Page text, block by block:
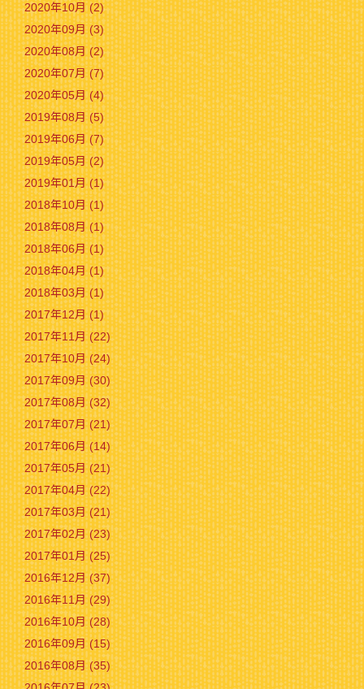
2020年10月 (2)
2020年09月 (3)
2020年08月 (2)
2020年07月 (7)
2020年05月 (4)
2019年08月 (5)
2019年06月 (7)
2019年05月 (2)
2019年01月 (1)
2018年10月 (1)
2018年08月 (1)
2018年06月 (1)
2018年04月 (1)
2018年03月 (1)
2017年12月 (1)
2017年11月 (22)
2017年10月 (24)
2017年09月 (30)
2017年08月 (32)
2017年07月 (21)
2017年06月 (14)
2017年05月 (21)
2017年04月 (22)
2017年03月 (21)
2017年02月 (23)
2017年01月 (25)
2016年12月 (37)
2016年11月 (29)
2016年10月 (28)
2016年09月 (15)
2016年08月 (35)